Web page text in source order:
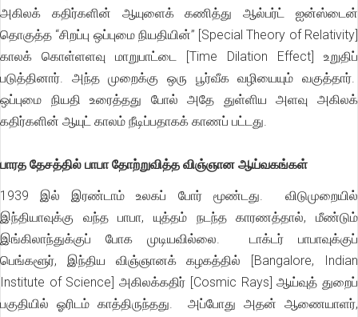
அகிலக் கதிர்களின் ஆயுளைக் கணித்து ஆல்பர்ட் ஐன்ஸ்டைன்
தொகுத்த “சிறப்பு ஒப்புமை நியதியின்” [Special Theory of Relativity]
காலக் கொள்ளளவு மாறுபாட்டை [Time Dilation Effect] உறுதிப்
படுத்தினார். அந்த முறைக்கு ஒரு பூர்வீக வழியையும் வகுத்தார்.
ஒப்புமை நியதி உரைத்தது போல் அதே துள்ளிய அளவு அகிலக்
கதிர்களின் ஆயுட் காலம் நீடிப்பதாகக் காணப் பட்டது.
பாரத தேசத்தில் பாபா தோற்றுவித்த விஞ்ஞான ஆய்வகங்கள்
1939 இல் இரண்டாம் உலகப் போர் மூண்டது. விடுமுறையில்
இந்தியாவுக்கு வந்த பாபா, யுத்தம் நடந்த காரணத்தால், மீண்டும்
இங்கிலாந்துக்குப் போக முடியவில்லை. டாக்டர் பாபாவுக்குப்
பெங்களூர், இந்திய விஞ்ஞானக் கழகத்தில் [Bangalore, Indian
Institute of Science] அகிலக்கதிர் [Cosmic Rays] ஆய்வுத் துறைப்
பகுதியில் ஓரிடம் காத்திருந்தது. அப்போது அதன் ஆணையாளர்,